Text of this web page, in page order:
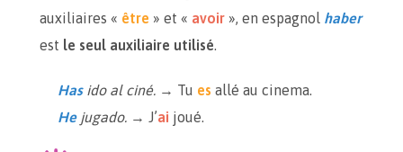
auxiliaires « être » et « avoir », en espagnol haber
est le seul auxiliaire utilisé.
Hasido al ciné. → Tu es allé au cinema.
Hejugado. → J’ai joué.